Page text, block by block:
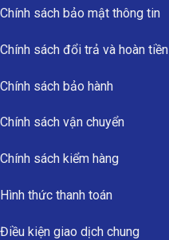
Chính sách bảo mật thông tin
Chính sách đổi trả và hoàn tiền
Chính sách bảo hành
Chính sách vận chuyển
Chính sách kiểm hàng
Hình thức thanh toán
Điều kiện giao dịch chung